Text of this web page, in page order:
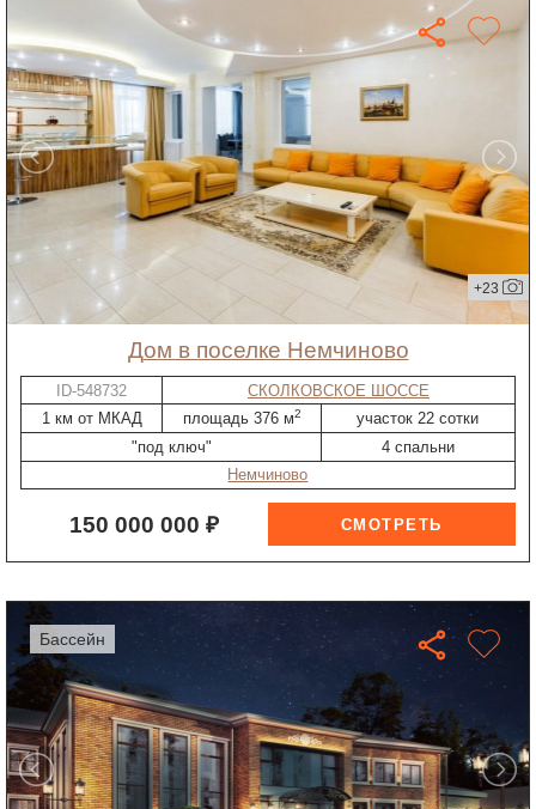
+23
дом в поселке Немчиново
ID-548732
СКОЛКОВСКОЕ ШОССЕ
1 км от МКАД
площадь 376 м2
участок 22 сотки
"под ключ"
4 спальни
Немчиново
150 000 000 ₽
бассейн